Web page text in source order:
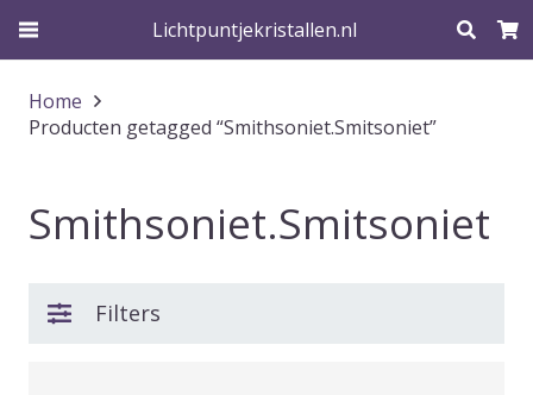
Lichtpuntjekristallen.nl
Home
Producten getagged “Smithsoniet.Smitsoniet”
Smithsoniet.Smitsoniet
Filters